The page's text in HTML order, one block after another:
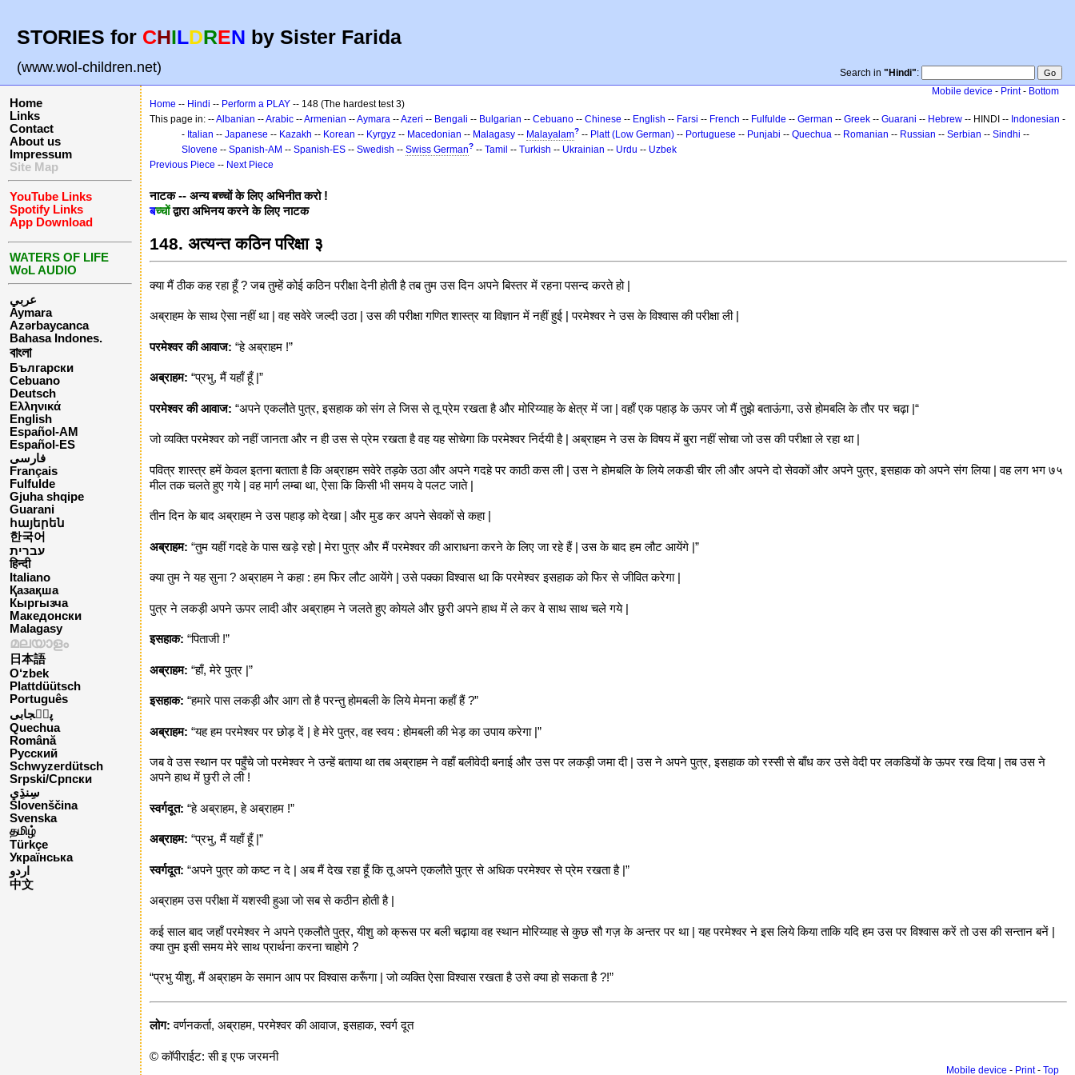
STORIES for CHILDREN by Sister Farida
(www.wol-children.net) Search in "Hindi":
Home
Links
Contact
About us
Impressum
Site Map
YouTube Links
Spotify Links
App Download
WATERS OF LIFE
WoL AUDIO
عربي
Aymara
Azərbaycanca
Bahasa Indones.
বাংলা
Български
Cebuano
Deutsch
Ελληνικά
English
Español-AM
Español-ES
فارسی
Français
Fulfulde
Gjuha shqipe
Guarani
հայերեն
한국어
עברית
हिन्दी
Italiano
Қазақша
Кыргызча
Македонски
Malagasy
മലയാളം
日本語
O‘zbek
Plattdüütsch
Português
پن٘جابی
Quechua
Română
Русский
Schwyzerdütsch
Srpski/Српски
Slovenščina
Svenska
தமிழ்
Türkçe
Українська
اردو
中文
Mobile device - Print- Bottom
Home -- Hindi -- Perform a PLAY -- 148 (The hardest test 3)
This page in: --Albanian --Arabic --Armenian --Aymara --Azeri -- Bengali -- Bulgarian -- Cebuano -- Chinese -- English -- Farsi -- French -- Fulfulde -- German -- Greek -- Guarani -- Hebrew -- HINDI -- Indonesian -
- Italian -- Japanese -- Kazakh -- Korean -- Kyrgyz -- Macedonian -- Malagasy -- Malayalam? -- Platt (Low German) -- Portuguese -- Punjabi -- Quechua -- Romanian -- Russian -- Serbian -- Sindhi --
Slovene -- Spanish-AM -- Spanish-ES -- Swedish -- Swiss German? -- Tamil -- Turkish -- Ukrainian -- Urdu -- Uzbek
Previous Piece -- Next Piece
नाटक -- अन्य बच्चों के लिए अभिनीत करो !
बच्चोंद्वारा अभिनय करने के लिए नाटक
148. अत्यन्त कठिन परिक्षा ३
क्या मैं ठीक कह रहा हूँ ? जब तुम्हें कोई कठिन परीक्षा देनी होती है तब तुम उस दिन अपने बिस्तर में रहना पसन्द करते हो |
अब्राहम के साथ ऐसा नहीं था | वह सवेरे जल्दी उठा | उस की परीक्षा गणित शास्त्र या विज्ञान में नहीं हुई | परमेश्वर ने उस के विश्वास की परीक्षा ली |
परमेश्वर की आवाज: “हे अब्राहम !”
अब्राहम: “प्रभु, मैं यहाँ हूँ |”
परमेश्वर की आवाज: “अपने एकलौते पुत्र, इसहाक को संग ले जिस से तू प्रेम रखता है और मोरिय्याह के क्षेत्र में जा | वहाँ एक पहाड़ के ऊपर जो मैं तुझे बताऊंगा, उसे होमबलि के तौर पर चढ़ा |“
जो व्यक्ति परमेश्वर को नहीं जानता और न ही उस से प्रेम रखता है वह यह सोचेगा कि परमेश्वर निर्दयी है | अब्राहम ने उस के विषय में बुरा नहीं सोचा जो उस की परीक्षा ले रहा था |
पवित्र शास्त्र हमें केवल इतना बताता है कि अब्राहम सवेरे तड़के उठा और अपने गदहे पर काठी कस ली | उस ने होमबलि के लिये लकडी चीर ली और अपने दो सेवकों और अपने पुत्र, इसहाक को अपने संग लिया | वह लग भग ७५
मील तक चलते हुए गये | वह मार्ग लम्बा था, ऐसा कि किसी भी समय वे पलट जाते |
तीन दिन के बाद अब्राहम ने उस पहाड़ को देखा | और मुड कर अपने सेवकों से कहा |
अब्राहम: “तुम यहीं गदहे के पास खड़े रहो | मेरा पुत्र और मैं परमेश्वर की आराधना करने के लिए जा रहे हैं | उस के बाद हम लौट आयेंगे |”
क्या तुम ने यह सुना ? अब्राहम ने कहा : हम फिर लौट आयेंगे | उसे पक्का विश्वास था कि परमेश्वर इसहाक को फिर से जीवित करेगा |
पुत्र ने लकड़ी अपने ऊपर लादी और अब्राहम ने जलते हुए कोयले और छुरी अपने हाथ में ले कर वे साथ साथ चले गये |
इसहाक: “पिताजी !”
अब्राहम: “हाँ, मेरे पुत्र |”
इसहाक: “हमारे पास लकड़ी और आग तो है परन्तु होमबली के लिये मेमना कहाँ हैं ?”
अब्राहम: “यह हम परमेश्वर पर छोड़ दें | हे मेरे पुत्र, वह स्वय : होमबली की भेड़ का उपाय करेगा |”
जब वे उस स्थान पर पहुँचे जो परमेश्वर ने उन्हें बताया था तब अब्राहम ने वहाँ बलीवेदी बनाई और उस पर लकड़ी जमा दी | उस ने अपने पुत्र, इसहाक को रस्सी से बाँध कर उसे वेदी पर लकडियों के ऊपर रख दिया | तब उस ने
अपने हाथ में छुरी ले ली !
स्वर्गदूत: “हे अब्राहम, हे अब्राहम !”
अब्राहम: “प्रभु, मैं यहाँ हूँ |”
स्वर्गदूत: “अपने पुत्र को कष्ट न दे | अब मैं देख रहा हूँ कि तू अपने एकलौते पुत्र से अधिक परमेश्वर से प्रेम रखता है |”
अब्राहम उस परीक्षा में यशस्वी हुआ जो सब से कठीन होती है |
कई साल बाद जहाँ परमेश्वर ने अपने एकलौते पुत्र, यीशु को क्रूस पर बली चढ़ाया वह स्थान मोरिय्याह से कुछ सौ गज़ के अन्तर पर था | यह परमेश्वर ने इस लिये किया ताकि यदि हम उस पर विश्वास करें तो उस की सन्तान बनें |
क्या तुम इसी समय मेरे साथ प्रार्थना करना चाहोगे ?
“प्रभु यीशु, मैं अब्राहम के समान आप पर विश्वास करूँगा | जो व्यक्ति ऐसा विश्वास रखता है उसे क्या हो सकता है ?!”
लोग: वर्णनकर्ता, अब्राहम, परमेश्वर की आवाज, इसहाक, स्वर्ग दूत
© कॉपीराईट: सी इ एफ जरमनी
Mobile device - Print- Top